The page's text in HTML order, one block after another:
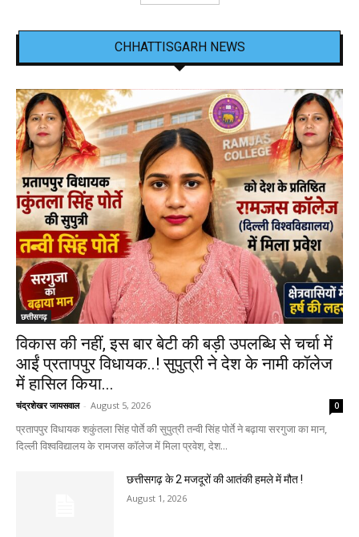
CHHATTISGARH NEWS
छत्तीसगढ़
विकास की नहीं, इस बार बेटी की बड़ी उपलब्धि से चर्चा में
आईं प्रतापपुर विधायक..! सुपुत्री ने देश के नामी कॉलेज
में हासिल किया...
चंद्रशेखर जायसवाल - August 5, 2026 0
प्रतापपुर विधायक शकुंतला सिंह पोर्ते की सुपुत्री तन्वी सिंह पोर्ते ने बढ़ाया सरगुजा का मान,
दिल्ली विश्वविद्यालय के रामजस कॉलेज में मिला प्रवेश, देश...
छत्तीसगढ़ के 2 मजदूरों की आतंकी हमले में मौत !
August 1, 2026